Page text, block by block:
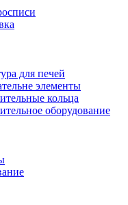
для печей
элементы
кольца
оборудование